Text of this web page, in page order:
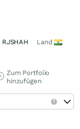
RJSHAH Land
Zum Portfolio
hinzufügen